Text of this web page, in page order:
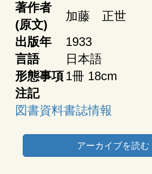
著作者
(原文)
加藤 正世
出版年
1933
言語
日本語
形態事項1冊 18cm
注記
図書資料書誌情報
アーカイブを読む